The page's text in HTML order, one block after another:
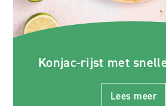
Konjac-rijst met
Lees meer